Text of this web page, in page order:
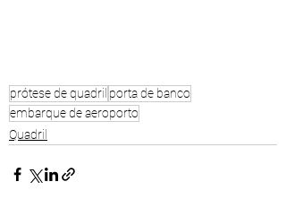
prótese de quadril porta de banco
embarque de aeroporto
Quadril